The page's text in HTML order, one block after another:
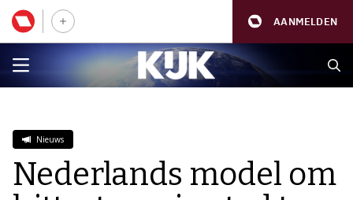
AANMELDEN
Nieuws
Nederlands model om